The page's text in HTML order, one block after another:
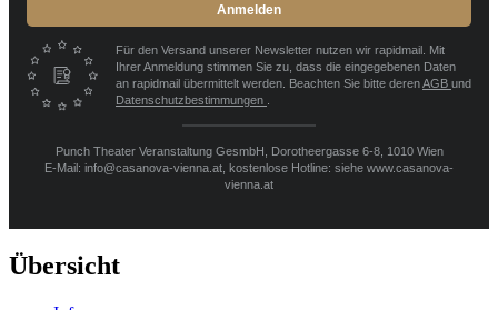
Anmelden
Für den Versand unserer Newsletter nutzen wir rapidmail. Mit
Ihrer Anmeldung stimmen Sie zu, dass die eingegebenen Daten
an rapidmail übermittelt werden. Beachten Sie bitte derenAGB und
Datenschutzbestimmungen
Punch Theater Veranstaltung GesmbH, Dorotheergasse 6-8, 1010 Wien
E-Mail: info@casanova-vienna.at, kostenlose Hotline: siehe www.casanova-
vienna.at
Übersicht